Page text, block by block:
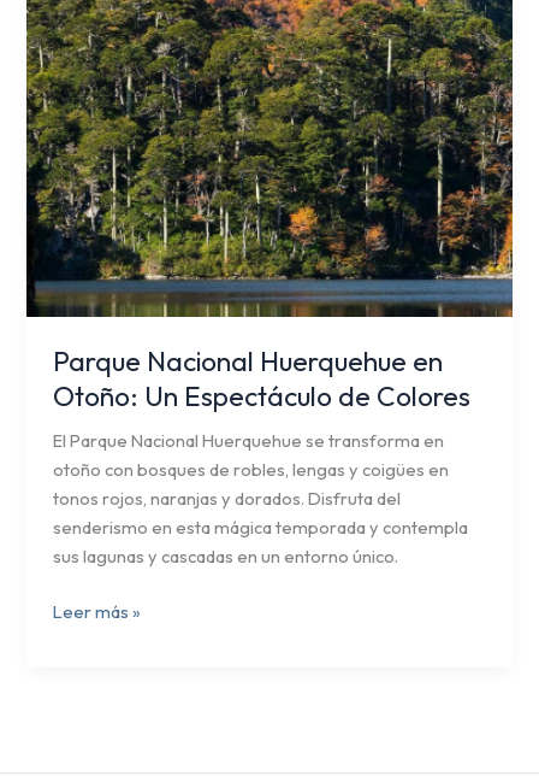
Parque Nacional Huerquehue en
Otoño: Un Espectáculo de Colores
El Parque Nacional Huerquehue se transforma en
otoño con bosques de robles, lengas y coigües en
tonos rojos, naranjas y dorados. Disfruta del
senderismo en esta mágica temporada y contempla
sus lagunas y cascadas en un entorno único.
Un
Espectáculo
de
Colores
Leer más »